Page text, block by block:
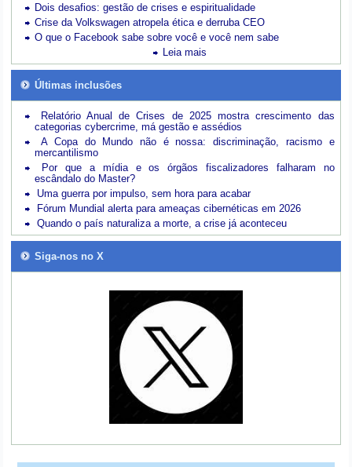
Dois desafios: gestão de crises e espiritualidade
Crise da Volkswagen atropela ética e derruba CEO
O que o Facebook sabe sobre você e você nem sabe
Leia mais
Últimas inclusões
Relatório Anual de Crises de 2025 mostra crescimento das
categorias cybercrime, má gestão e assédios
A Copa do Mundo não é nossa: discriminação, racismo e
mercantilismo
Por que a mídia e os órgãos fiscalizadores falharam no
escândalo do Master?
Uma guerra por impulso, sem hora para acabar
Fórum Mundial alerta para ameaças cibernéticas em 2026
Quando o país naturaliza a morte, a crise já aconteceu
Siga-nos no X